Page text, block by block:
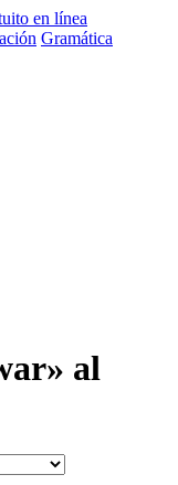
Gramática
al